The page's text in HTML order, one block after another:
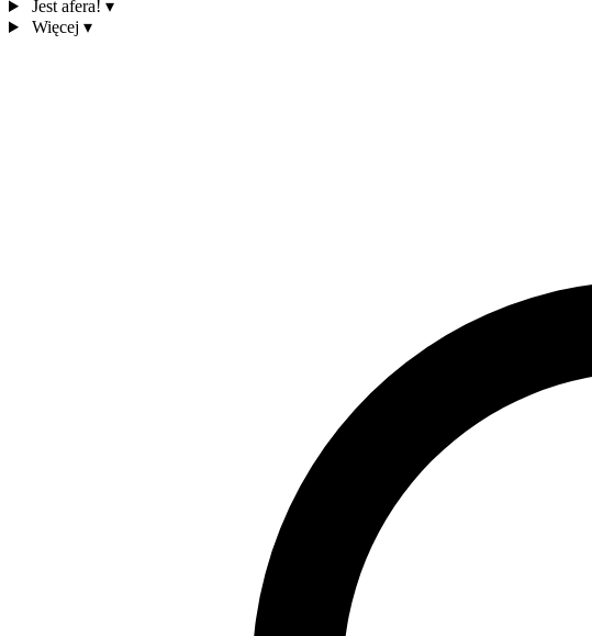
Jest afera! ▾
Więcej ▾